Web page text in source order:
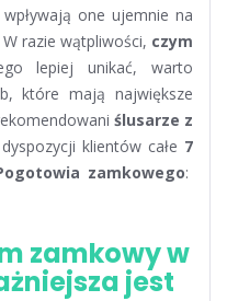
one ujemnie na
W razie wątpliwości, czym
lepiej unikać, warto
które mają największe
ślusarze z
klientów całe 7
zamkowego:
zamkowy w
jest